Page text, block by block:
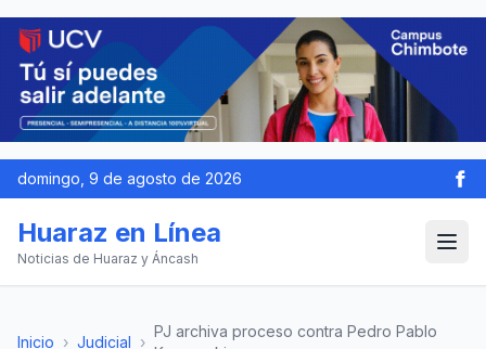
domingo, 9 de agosto de 2026
Huaraz en Línea
Noticias de Huaraz y Áncash
Inicio › Judicial ›
PJ archiva proceso contra Pedro Pablo